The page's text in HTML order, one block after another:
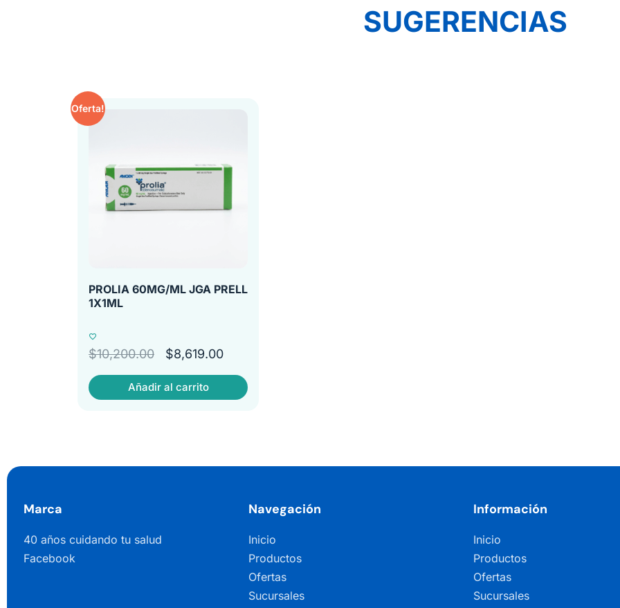
SUGERENCIAS
Oferta!
PROLIA 60MG/ML JGA PRELL
1X1ML
$10,200.00 $8,619.00
Añadir al carrito
Marca
40 años cuidando tu salud
Facebook
Navegación
Inicio
Productos
Ofertas
Sucursales
Información
Inicio
Productos
Ofertas
Sucursales